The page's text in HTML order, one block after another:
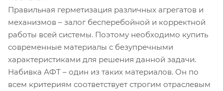
Правильная герметизация различных агрегатов и
механизмов – залог бесперебойной и корректной
работы всей системы. Поэтому необходимо купить
современные материалы с безупречными
характеристиками для решения данной задачи.
Набивка АФТ – один из таких материалов. Он по
всем критериям соответствует строгим отраслевым